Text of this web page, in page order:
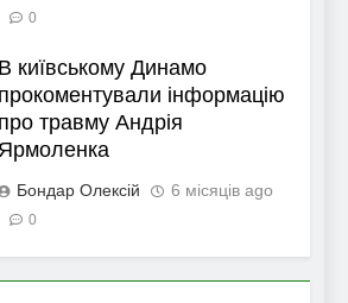
0
В київському Динамо
прокоментували інформацію
про травму Андрія
Ярмоленка
Бондар Олексій 6 місяців ago
0